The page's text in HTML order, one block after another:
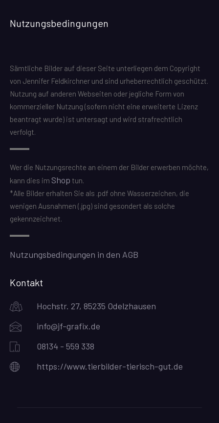
Nutzungsbedingungen
Sämtliche Bilder auf dieser Seite unterliegen dem Copyright
von Jennifer Feldkirchner und sind urheberrechtlich geschützt.
Nutzung auf anderen Webseiten oder jegliche Form von
kommerzieller Nutzung (sofern nicht eine erweiterte Lizenz
beantragt wurde) ist untersagt und wird strafrechtlich
verfolgt.
Wer die Nutzungsrechte an einem der Bilder erwerben möchte,
kann dies im Shop tun.
*Alle Bilder erhalten Sie als .pdf ohne Wasserzeichen, die
wenigen Ausnahmen (.jpg) sind gesondert als solche
gekennzeichnet.
Nutzungsbedingungen in den AGB
Kontakt
Hochstr. 27, 85235 Odelzhausen
info@jf-grafix.de
08134 - 559 338
https://www.tierbilder-tierisch-gut.de